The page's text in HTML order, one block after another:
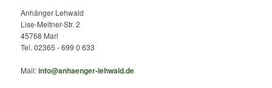
Anhänger Lehwald
Lise-Meitner-Str. 2
45768 Marl
Tel. 02365 - 699 0 633
Mail:info@anhaenger-lehwald.de